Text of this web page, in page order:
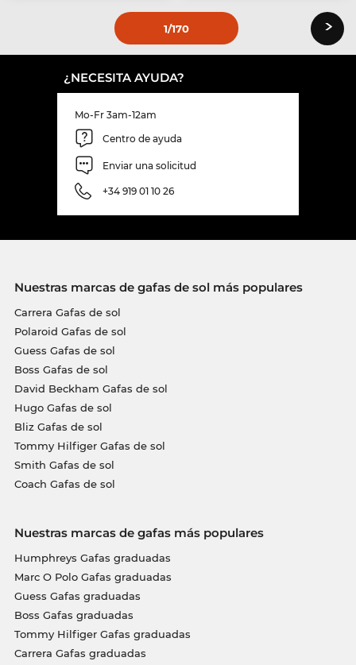
1/170 ›
¿NECESITA AYUDA?
Mo-Fr 3am-12am
Centro de ayuda
Enviar una solicitud
+34 919 01 10 26
Nuestras marcas de gafas de sol más populares
Carrera Gafas de sol
Polaroid Gafas de sol
Guess Gafas de sol
Boss Gafas de sol
David Beckham Gafas de sol
Hugo Gafas de sol
Bliz Gafas de sol
Tommy Hilfiger Gafas de sol
Smith Gafas de sol
Coach Gafas de sol
Nuestras marcas de gafas más populares
Humphreys Gafas graduadas
Marc O Polo Gafas graduadas
Guess Gafas graduadas
Boss Gafas graduadas
Tommy Hilfiger Gafas graduadas
Carrera Gafas graduadas